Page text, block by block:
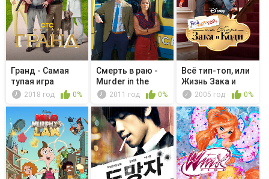
Гранд - Самая
тупая игра
2018 год 0%
Смерть в раю -
Murder in the
Polls2011 год 0%
Всё тип-топ, или
Жизнь Зака и
Коди - ...
2005 год 0%